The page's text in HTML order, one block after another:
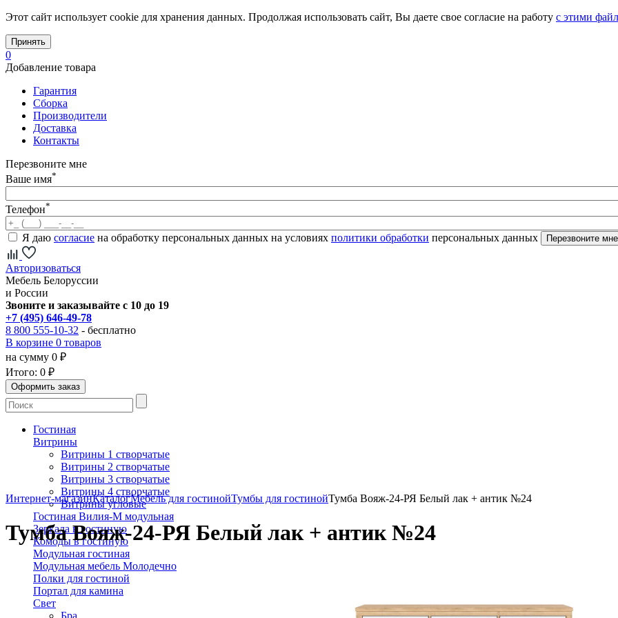
Этот сайт использует cookie для хранения данных. Продолжая использовать сайт, Вы даете свое согласие на работу с этими
Принять
0
Добавление товара
Гарантия
Сборка
Производители
Доставка
Контакты
Перезвоните мне
Ваше имя*
Телефон*
Я даю согласие на обработку персональных данных на условиях политики обработки персональных данных
Авторизоваться
Мебель Белоруссии
и России
Звоните и заказывайте с 10 до 19
+7 (495) 646-49-78
8 800 555-10-32 - бесплатно
В корзине 0 товаров
на сумму 0 ₽
Итого: 0 ₽
Гостиная
Витрины
Витрины 1 створчатые
Витрины 2 створчатые
Витрины 3 створчатые
Витрины 4 створчатые
Витрины угловые
Гостиная Вилия-М модульная
Зеркала в гостиную
Комоды в гостиную
Модульная гостиная
Модульная мебель Молодечно
Полки для гостиной
Портал для камина
Свет
Интернет-магазинКаталогМебель для гостинойТумбы для гостинойТумба Вояж-24-РЯ Белый лак + антик №24
Тумба Вояж-24-РЯ Белый лак + антик №24